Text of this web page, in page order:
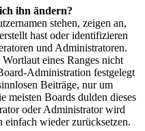
ihn ändern?
stehen, zeigen an,
hast oder identifizieren
und Administratoren.
eines Ranges nicht
Administration festgelegt
Beiträge, nur um
meisten Boards dulden dieses
oder Administrator wird
einfach wieder zurücksetzen.